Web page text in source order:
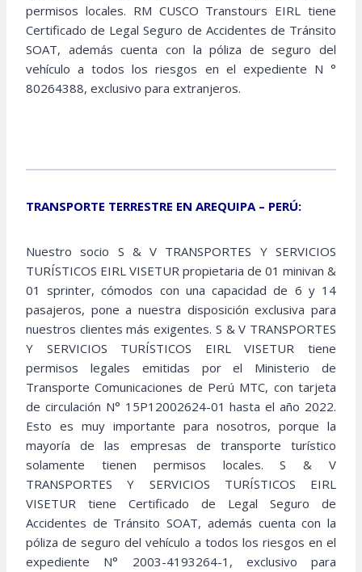
permisos locales. RM CUSCO Transtours EIRL tiene
Certificado de Legal Seguro de Accidentes de Tránsito
SOAT, además cuenta con la póliza de seguro del
vehículo a todos los riesgos en el expediente N °
80264388, exclusivo para extranjeros.
TRANSPORTE TERRESTRE EN AREQUIPA – PERÚ:
Nuestro socio S & V TRANSPORTES Y SERVICIOS
TURÍSTICOS EIRL VISETUR propietaria de 01 minivan &
01 sprinter, cómodos con una capacidad de 6 y 14
pasajeros, pone a nuestra disposición exclusiva para
nuestros clientes más exigentes. S & V TRANSPORTES
Y SERVICIOS TURÍSTICOS EIRL VISETUR tiene
permisos legales emitidas por el Ministerio de
Transporte Comunicaciones de Perú MTC, con tarjeta
de circulación N° 15P12002624-01 hasta el año 2022.
Esto es muy importante para nosotros, porque la
mayoría de las empresas de transporte turístico
solamente tienen permisos locales. S & V
TRANSPORTES Y SERVICIOS TURÍSTICOS EIRL
VISETUR tiene Certificado de Legal Seguro de
Accidentes de Tránsito SOAT, además cuenta con la
póliza de seguro del vehículo a todos los riesgos en el
expediente N° 2003-4193264-1, exclusivo para